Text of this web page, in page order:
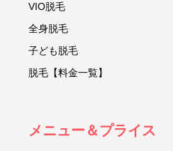
VIO脱毛
全身脱毛
子ども脱毛
脱毛【料金一覧】
メニュー＆プライス